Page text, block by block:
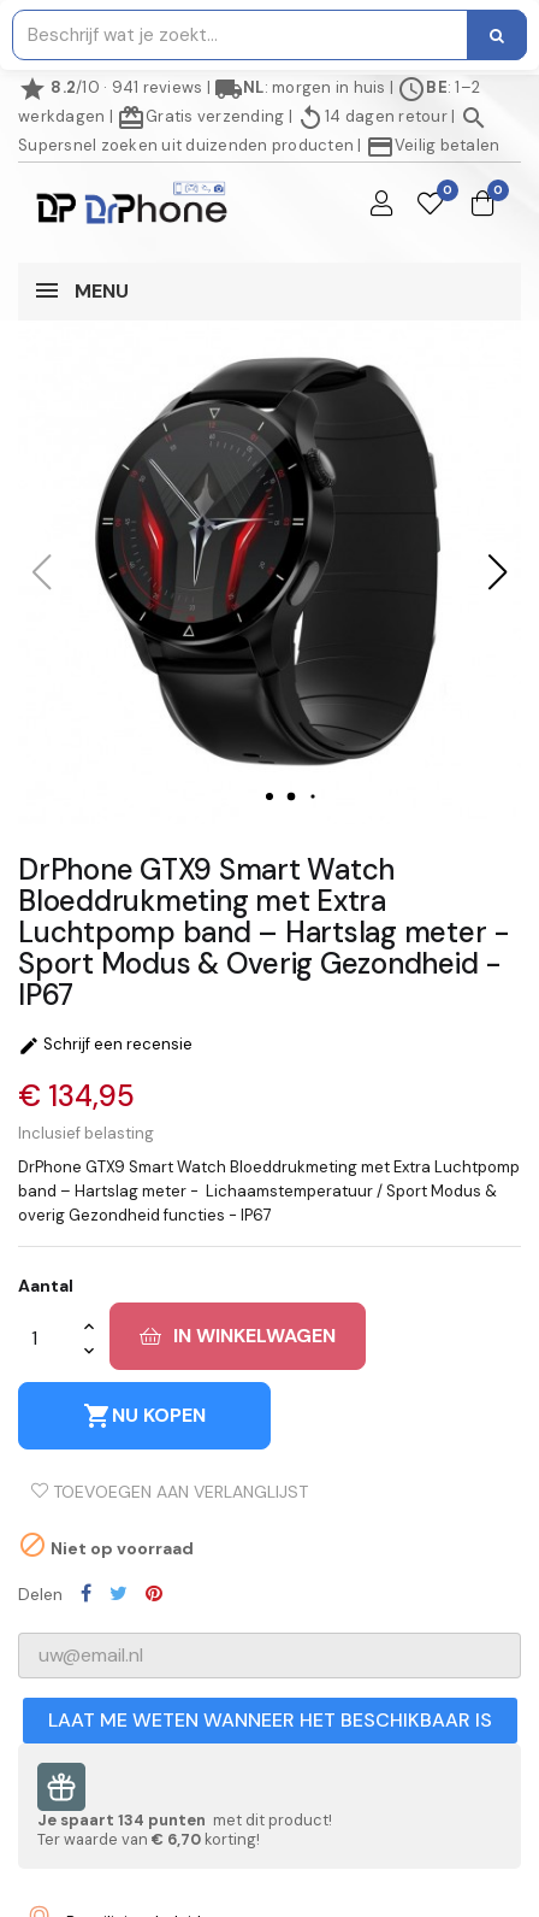
star 8.2/10 · 941 reviews | local_shippingNL: morgen in huis | scheduleBE: 1–2
werkdagen | redeemGratis verzending | replay 14 dagen retour| search
Supersnel zoeken uit duizenden producten | credit_cardVeilig betalen
0 0
MENU
DrPhone GTX9 Smart Watch
Bloeddrukmeting met Extra
Luchtpomp band – Hartslag meter -
Sport Modus & Overig Gezondheid -
IP67
 Schrijf een recensie
€ 134,95
Inclusief belasting
DrPhone GTX9 Smart Watch Bloeddrukmeting met Extra Luchtpomp
band – Hartslag meter - Lichaamstemperatuur / Sport Modus &
overig Gezondheid functies - IP67
Aantal
IN WINKELWAGEN
shopping_cartNU KOPEN
TOEVOEGEN AAN VERLANGLIJST
 Niet op voorraad
Delen
LAAT ME WETEN WANNEER HET BESCHIKBAAR IS
Je spaart 134 punten met dit product!
Ter waarde van € 6,70 korting!